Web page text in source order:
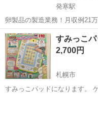
発寒駅
卵製品の製造業務！月収例21
適作業★20代～50代までの男
勤OK＆無料駐車場完備！《北海道札幌市》 人気
製品の製造業務◇ 作業内...
北海道 札幌市 発寒駅
すみっこパ
2,700円
札幌市
すみっこパッドになります。 ゲームから勉強までこれ一台でなんでも